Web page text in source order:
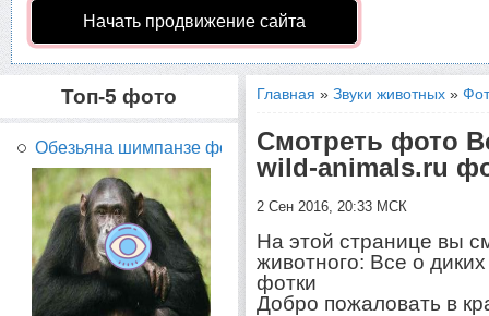
Начать продвижение сайта
Топ-5 фото
Обезьяна шимпанзе фото...
Главная »Звуки животных »
Смотреть фото
wild-animals.ru
2 Сен 2016, 20:33 МСК
На этой странице вы
животного: Все о
фотки
Добро пожаловать в